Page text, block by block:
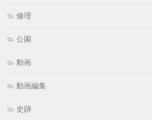
修理
公園
動画
動画編集
史跡